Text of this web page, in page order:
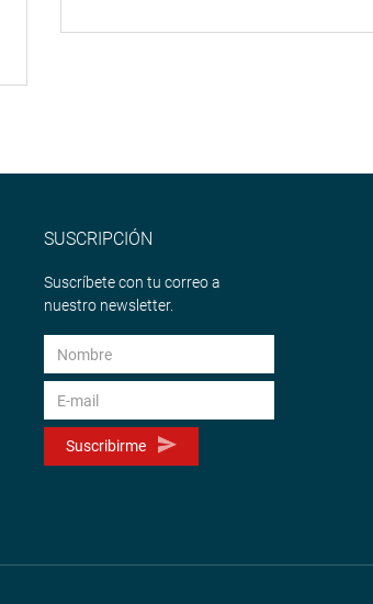
SUSCRIPCIÓN
Suscríbete con tu correo a
nuestro newsletter.
Suscribirme